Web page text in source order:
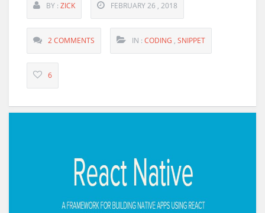
BY : ZICK FEBRUARY 26 , 2018
2 COMMENTS IN : CODING , SNIPPET
6